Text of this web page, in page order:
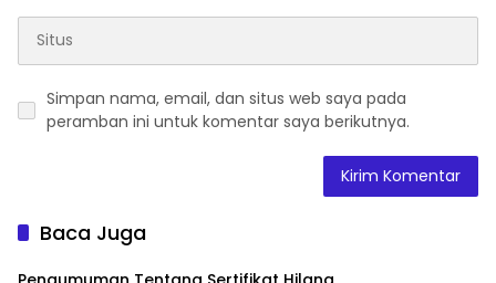
Simpan nama, email, dan situs web saya pada
peramban ini untuk komentar saya berikutnya.
Baca Juga